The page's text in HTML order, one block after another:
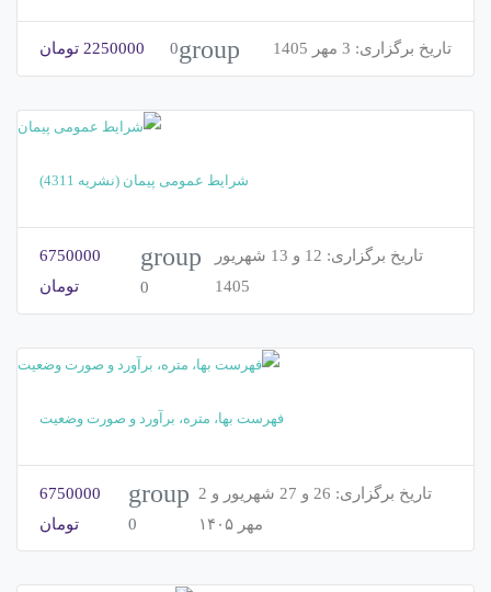
تاریخ برگزاری: group
0 2250000 تومان
شرایط عمومی پیمان (نشریه 4311)
تاریخ برگزاری:
12 و 13 شهریور
1405
group
0
6750000
تومان
فهرست بها، متره، برآورد و صورت وضعیت
تاریخ برگزاری:
26 و 27 شهریور و 2
مهر ۱۴۰۵
group
0
6750000
تومان